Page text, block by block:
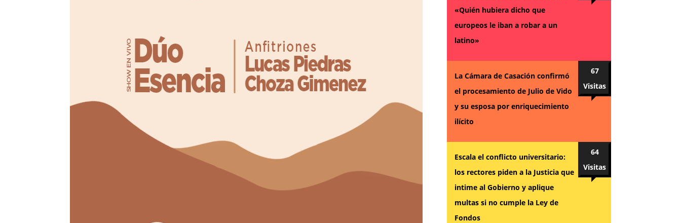
«Quién hubiera dicho que
europeos le iban a robar a un
latino»
La Cámara de Casación confirmó
el procesamiento de Julio de Vido
y su esposa por enriquecimiento
ilícito
67
Visitas
Escala el conflicto universitario:
los rectores piden a la Justicia que
intime al Gobierno y aplique
multas si no cumple la Ley de
Fondos
64
Visitas